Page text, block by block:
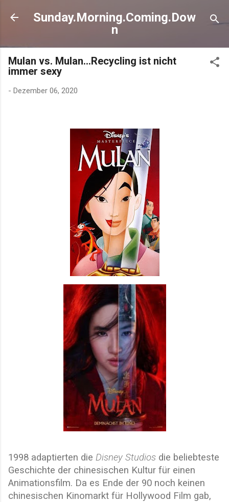
Direkt zum Hauptbereich
Sunday.Morning.Coming.Dow
n
Mulan vs. Mulan…Recycling ist nicht
immer sexy
- Dezember 06, 2020
1998 adaptierten die Disney Studios die beliebteste
Geschichte der chinesischen Kultur für einen
Animationsfilm. Da es Ende der 90 noch keinen
chinesischen Kinomarkt für Hollywood Film gab,